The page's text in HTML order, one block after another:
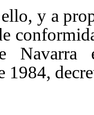
y a
1984,